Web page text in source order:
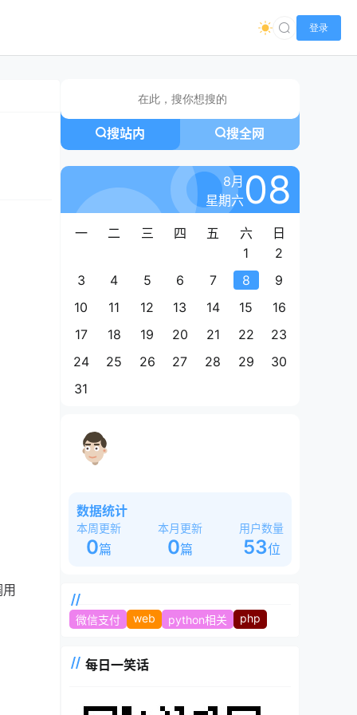
登录
搜站内 搜全网
8月
星期六08
一 二 三 四 五 六
日
1
2
3
4 5 6 7 8
9
10
11 12 13 14 15
16
17
18 19 20 21 22
23
24
25 26 27 28 29
30
31
数据统计
本周更新
0篇
本月更新
0篇
用户数量
53位
微信支付 web python相关 php
每日一笑话